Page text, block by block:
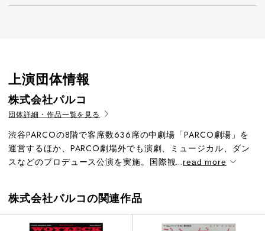
上演団体情報
株式会社パルコ
団体詳細・作品一覧を見る
渋谷PARCOの8階で客席数636席の中劇場「PARCO劇場」を
運営するほか、PARCO劇場外でも演劇、ミュージカル、ダン
スなどのプロデュース公演を実施。国際観...read more
株式会社パルコの関連作品